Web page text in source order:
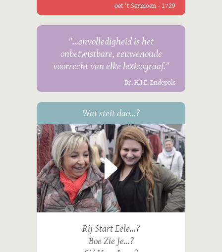
oet 't Sermoen - 1729
"...onvolledigheid is het
onbetwistbare, eeuwenoude
voorrecht van elke lexicograaf."
Dr. H.J.E. Endepols
Wat steit dao...?
Rij Start Eele...?
Boe Zie Je...?